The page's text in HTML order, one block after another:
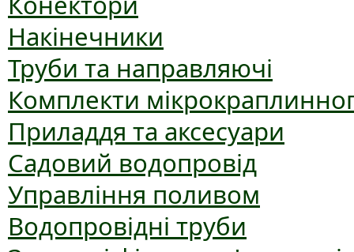
Накінечники
Труби та направляючі
Комплекти
Приладдя та аксесуари
Садовий водопровід
Управління поливом
Водопровідні труби